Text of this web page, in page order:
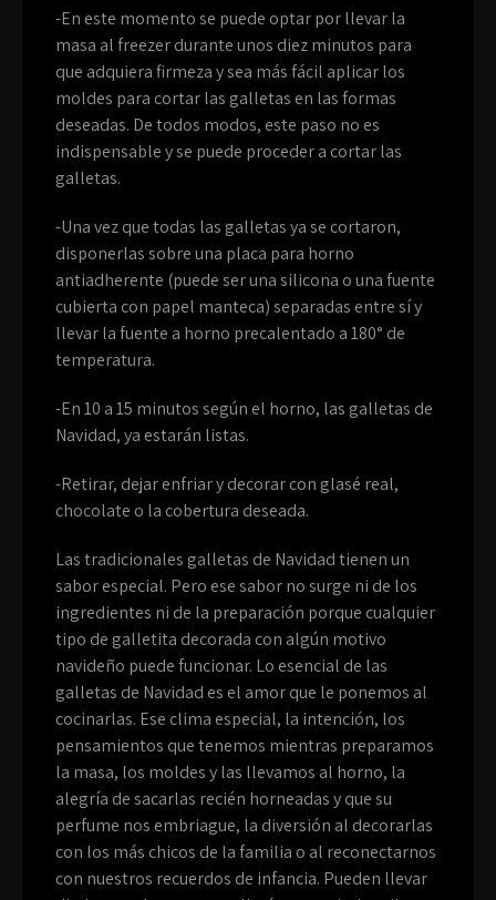
-En este momento se puede optar por llevar la
masa al freezer durante unos diez minutos para
que adquiera firmeza y sea más fácil aplicar los
moldes para cortar las galletas en las formas
deseadas. De todos modos, este paso no es
indispensable y se puede proceder a cortar las
galletas.
-Una vez que todas las galletas ya se cortaron,
disponerlas sobre una placa para horno
antiadherente (puede ser una silicona o una fuente
cubierta con papel manteca) separadas entre sí y
llevar la fuente a horno precalentado a 180° de
temperatura.
-En 10 a 15 minutos según el horno, las galletas de
Navidad, ya estarán listas.
-Retirar, dejar enfriar y decorar con glasé real,
chocolate o la cobertura deseada.
Las tradicionales galletas de Navidad tienen un
sabor especial. Pero ese sabor no surge ni de los
ingredientes ni de la preparación porque cualquier
tipo de galletita decorada con algún motivo
navideño puede funcionar. Lo esencial de las
galletas de Navidad es el amor que le ponemos al
cocinarlas. Ese clima especial, la intención, los
pensamientos que tenemos mientras preparamos
la masa, los moldes y las llevamos al horno, la
alegría de sacarlas recién horneadas y que su
perfume nos embriague, la diversión al decorarlas
con los más chicos de la familia o al reconectarnos
con nuestros recuerdos de infancia. Pueden llevar